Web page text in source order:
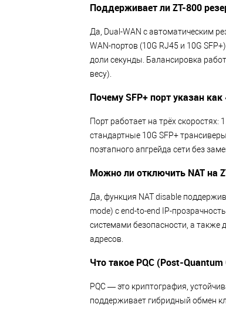
Поддерживает ли ZT-800
Да, Dual-WAN с автоматическим
WAN-портов (10G RJ45 и 10G
доли секунды. Балансировка
весу).
Почему SFP+ порт указан как
Порт работает на трёх
стандартные 10G SFP+
поэтапного апгрейда сети без
Можно ли отключить NAT на
Да, функция NAT disable
mode) с end-to-end IP-
системами безопасности, а также
адресов.
Что такое PQC (Post-
PQC — это криптография,
поддерживает гибридный обмен